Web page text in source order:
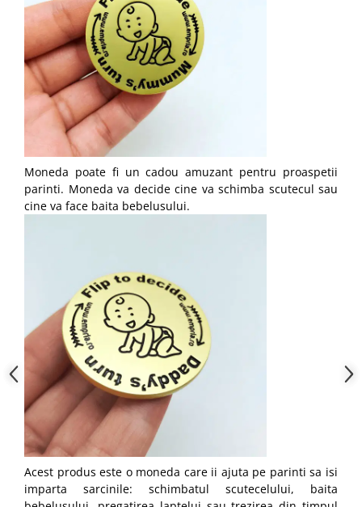
Moneda poate fi un cadou amuzant pentru proaspetii
parinti. Moneda va decide cine va schimba scutecul sau
cine va face baita bebelusului.
Acest produs este o moneda care ii ajuta pe parinti sa isi
imparta sarcinile: schimbatul scutecelului, baita